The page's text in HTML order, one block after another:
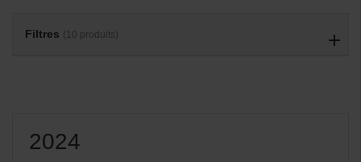
Filtres (10 produits)
2024